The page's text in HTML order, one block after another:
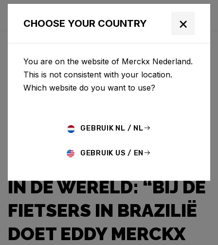
News Category: News
ONZE FIETSEN OVERAL
IN DE WERELD: “BIJ DE
FIETSERS IN BRAZILIË
DOET EDDY MERCKX
CHOOSE YOUR COUNTRY ×
You are on the website of Merckx Nederland.
This is not consistent with your location.
Which website do you want to use?
GEBRUIK NL / NL
GEBRUIK US / EN